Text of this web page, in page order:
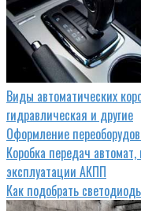
Виды автоматических
гидравлическая и другие
Оформление
Коробка передач
эксплуатации АКПП
Как подобрать